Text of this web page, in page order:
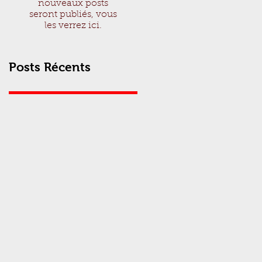
nouveaux posts
seront publiés, vous
les verrez ici.
Posts Récents